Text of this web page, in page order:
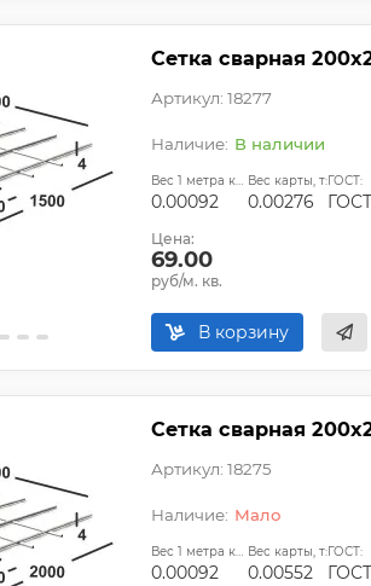
Сетка сварная
Артикул: 18277
В наличии
Вес 1 метра квадратного, т:
0.00092
Вес карты, т:
0.00276
ГОСТ:
Цена:
69.00
руб/м. кв.
В корзину
Сетка сварная
Артикул: 18275
Мало
Вес 1 метра квадратного, т:
0.00092
Вес карты, т:
0.00552
ГОСТ: